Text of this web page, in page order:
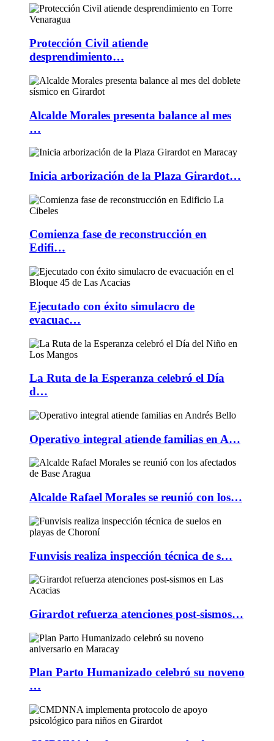
Protección Civil atiende
desprendimiento…
Alcalde Morales presenta balance al mes
…
Inicia arborización de la Plaza Girardot…
Comienza fase de reconstrucción en
Edifi…
Ejecutado con éxito simulacro de
evacuac…
La Ruta de la Esperanza celebró el Día
d…
Operativo integral atiende familias en A…
Alcalde Rafael Morales se reunió con los…
Funvisis realiza inspección técnica de s…
Girardot refuerza atenciones post-sismos…
Plan Parto Humanizado celebró su noveno
…